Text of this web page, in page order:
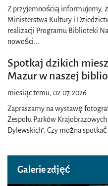
Z przyjemnością informujemy,
Ministerstwa Kultury i
realizacji Programu Biblioteki
nowości...
Spotkaj dzikich
Mazur w naszej
miesiąc temu, 02.07.2026
Zapraszamy na wystawę
Zespołu Parków
Dylewskich”. Czy można
Galerie zdjęć